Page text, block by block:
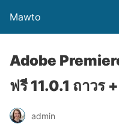
Mawto
Adobe
ฟรี 11.0.1 ถาวร
admin